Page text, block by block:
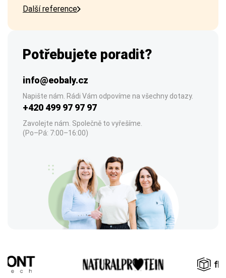
Další reference
Potřebujete poradit?
info@eobaly.cz
Napište nám. Rádi Vám odpovíme na všechny dotazy.
+420 499 97 97 97
Zavolejte nám. Společně to vyřešíme.
(Po–Pá: 7:00–16:00)